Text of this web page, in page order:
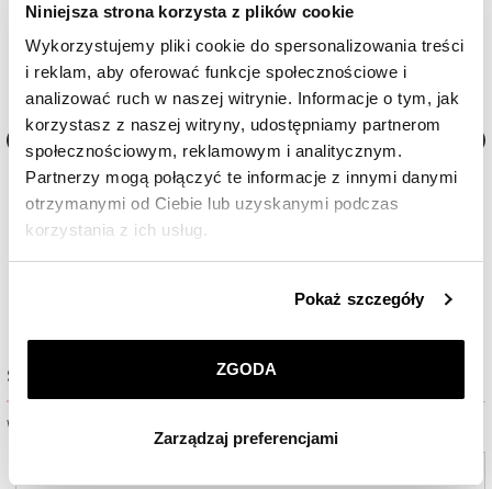
Niniejsza strona korzysta z plików cookie
Wykorzystujemy pliki cookie do spersonalizowania treści
i reklam, aby oferować funkcje społecznościowe i
analizować ruch w naszej witrynie. Informacje o tym, jak
korzystasz z naszej witryny, udostępniamy partnerom
społecznościowym, reklamowym i analitycznym.
Partnerzy mogą połączyć te informacje z innymi danymi
otrzymanymi od Ciebie lub uzyskanymi podczas
korzystania z ich usług.
przez nas plików cookie znajdziesz wPolityce
korzystamy. Możesz również wybrać jaki rodzaj plików
Pokaż szczegóły
ZGODA
Zarządzaj preferencjami
Zegarek męski Maserati Sorpasso
1 890
Zegarek męski Maserati
Sprawdź dostępność w salonie
Wybierz miasto lub salon